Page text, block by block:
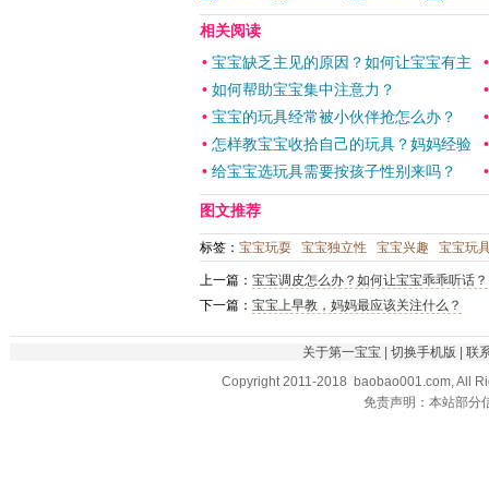
相关阅读
• 宝宝缺乏主见的原因？如何让宝宝有主
• 如何帮助宝宝集中注意力？
• 宝宝的玩具经常被小伙伴抢怎么办？
• 怎样教宝宝收拾自己的玩具？妈妈经验
• 给宝宝选玩具需要按孩子性别来吗？
图文推荐
标签： 宝宝玩耍 宝宝独立性 宝宝兴趣 宝宝玩
上一篇： 宝宝调皮怎么办？如何让宝宝乖乖听话？
下一篇： 宝宝上早教，妈妈最应该关注什么？
关于第一宝宝 | 切换手机版 | 联
Copyright 2011-2018 baobao001.com, All
免责声明：本站部分